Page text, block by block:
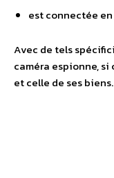
est connectée
Avec de tels
caméra espionne, si
et celle de ses biens.